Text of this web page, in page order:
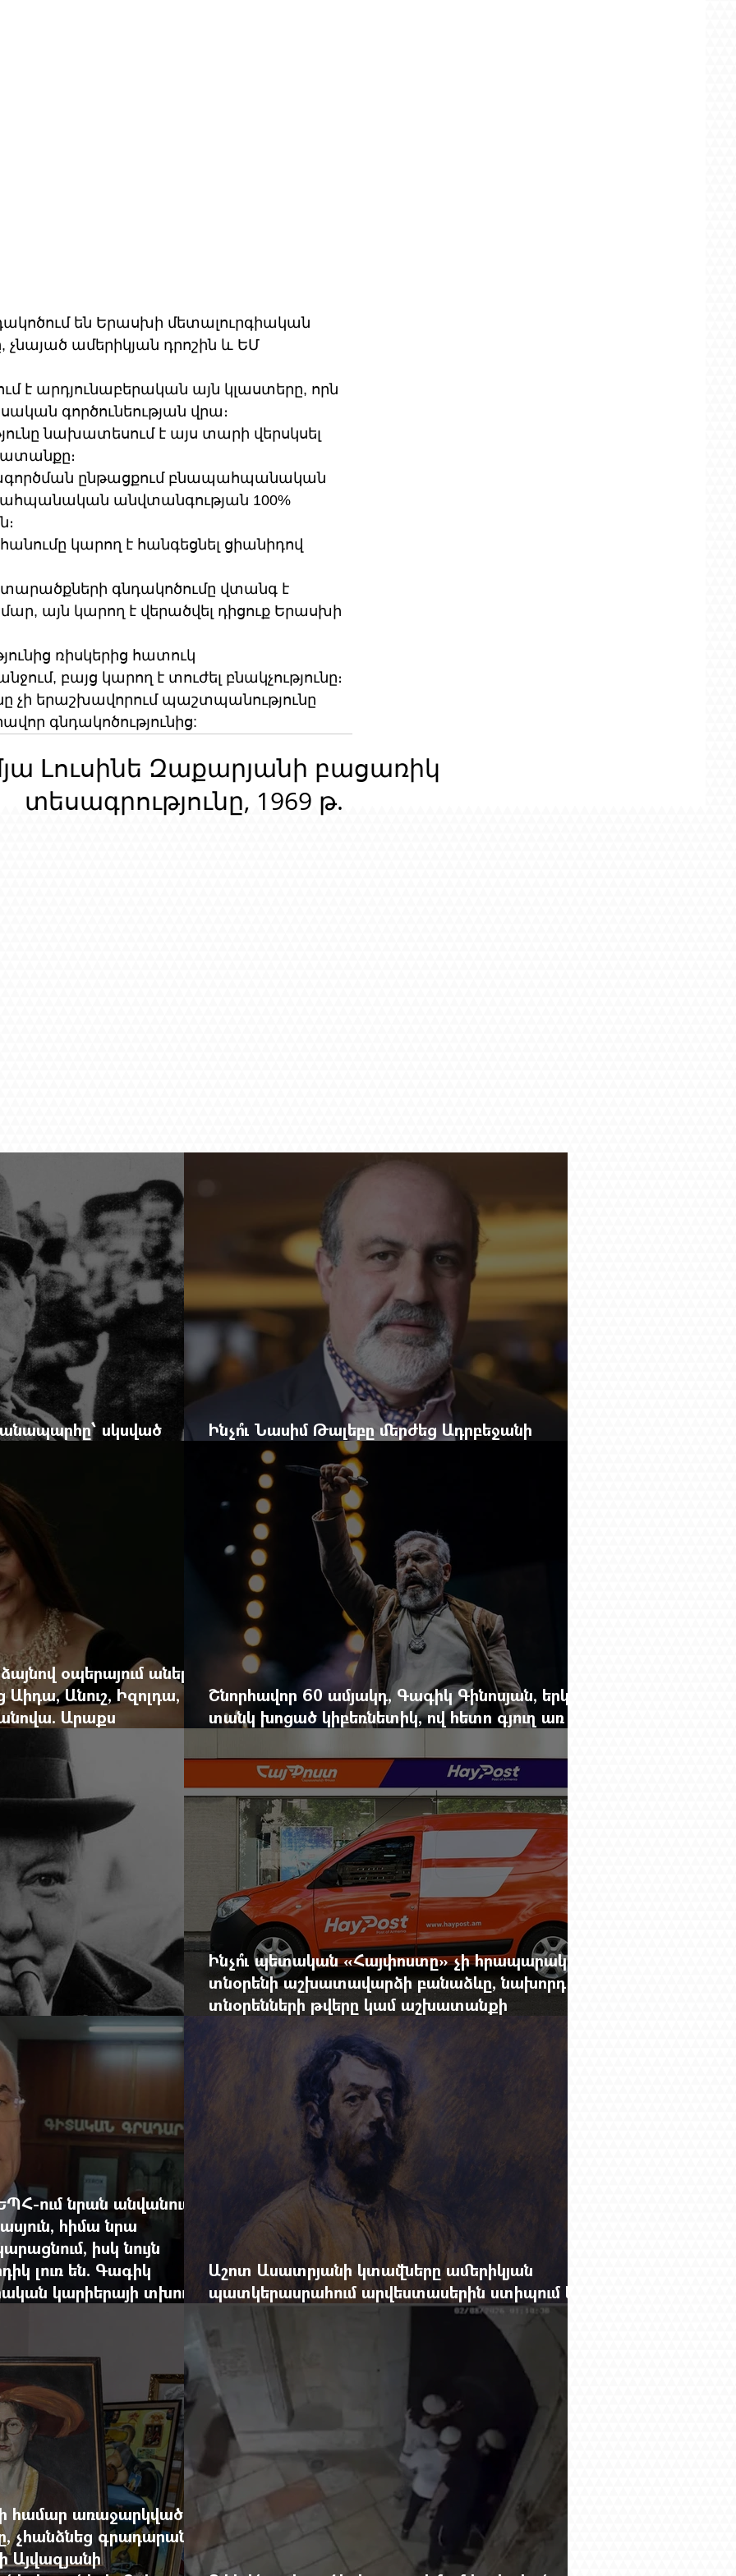
են Երասխի մետալուրգիական
ամերիկյան դրոշին և ԵՄ
է արդյունաբերական այն կլաստերը, որն
գործունեության վրա։
նախատեսում է այս տարի վերսկսել
ընթացքում բնապահպանական
անվտանգության 100%
կարող է հանգեցնել ցիանիդով
գնդակոծումը վտանգ է
այն կարող է վերածվել դիցուք Երասխի
ռիսկերից հատուկ
բայց կարող է տուժել բնակչությունը։
չի երաշխավորում պաշտպանությունը
գնդակոծությունից:
Լուսինե Զաքարյանի բացառիկ
տեսագրությունը, 1969 թ.
սկսված
Ինչո՞ւ Նասիմ Թալեբը մերժեց Ադրբեջանի
հրավերքը և պաշտպանեց Ռուբեն Վարդանյանին
օպերայում անելիք
Աիդա, Անուշ, Իզոլդա,
Արաքս
Շնորհավոր 60 ամյակդ, Գագիկ Գինոսյան, երկու
տանկ խոցած կիբեռնետիկ, ով հետո գյուղ առ
Ինչո՞ւ պետական «Հայփոստը» չի հրապարակում
տնօրենի աշխատավարձի բանաձևը, նախորդ
տնօրենների թվերը կամ աշխատանքի
արդյունքով վարձատրությունը փոխելու կանոնը
ում նրան անվանում
հիմա նրա
իսկ նույն
լուռ են. Գագիկ
կարիերայի տխուր
Աշոտ Ասատրյանի կտավները ամերիկյան
պատկերասրահում արվեստասերին ստիպում են
համար առաջարկված
չհանձնեց գրադարանը
Այվազյանի